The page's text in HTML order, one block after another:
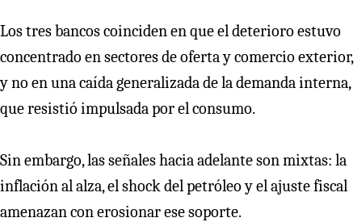
Los tres bancos coinciden en que el deterioro estuvo
concentrado en sectores de oferta y comercio exterior,
y no en una caída generalizada de la demanda interna,
que resistió impulsada por el consumo.
Sin embargo, las señales hacia adelante son mixtas: la
inflación al alza, el shock del petróleo y el ajuste fiscal
amenazan con erosionar ese soporte.